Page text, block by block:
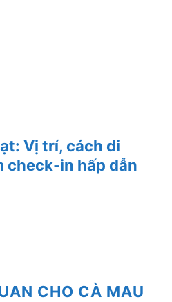
Vị trí, cách di
check-in hấp dẫn
CHO CÀ MAU